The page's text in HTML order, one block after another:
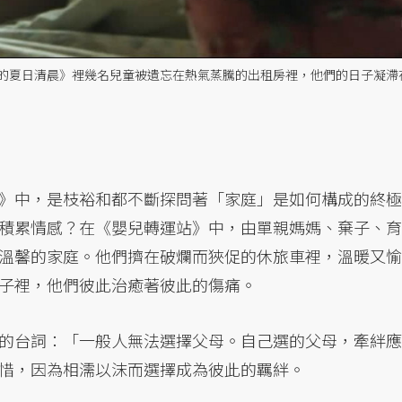
日清晨》裡幾名兒童被遺忘在熱氣蒸騰的出租房裡，他們的日子凝滯
中，是枝裕和都不斷探問著「家庭」是如何構成的終極
累情感？在《嬰兒轉運站》中，由單親媽媽、棄子、育
馨的家庭。他們擠在破爛而狹促的休旅車裡，溫暖又愉
裡，他們彼此治癒著彼此的傷痛。
台詞：「一般人無法選擇父母。自己選的父母，牽絆應
，因為相濡以沫而選擇成為彼此的羈絆。